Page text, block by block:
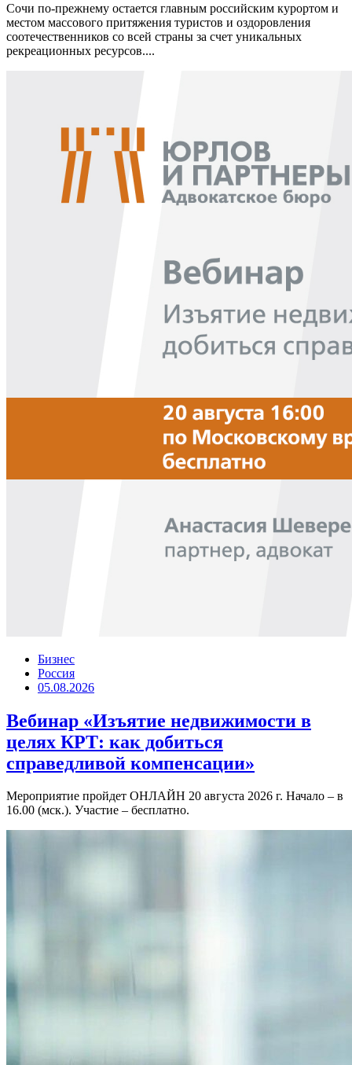
Сочи по-прежнему остается главным российским курортом и
местом массового притяжения туристов и оздоровления
соотечественников со всей страны за счет уникальных
рекреационных ресурсов....
Бизнес
Россия
05.08.2026
Вебинар «Изъятие недвижимости в
целях КРТ: как добиться
справедливой компенсации»
Мероприятие пройдет ОНЛАЙН 20 августа 2026 г. Начало – в
16.00 (мск.). Участие – бесплатно.